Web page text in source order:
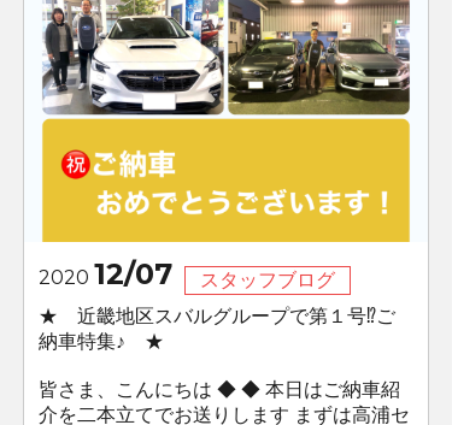
2020 12/07
スタッフブログ
★ 近畿地区スバルグループで第１号⁉ご
納車特集♪ ★
皆さま、こんにちは ◆ ◆ 本日はご納車紹
介を二本立てでお送りします まずは高浦セ